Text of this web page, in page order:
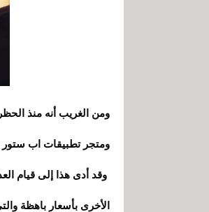
ومن الغريب أنه منذ
ومتجر تطبيقات اب ستور
وقد أدى هذا إلى قيام
الأخرى بأسعار باهظة